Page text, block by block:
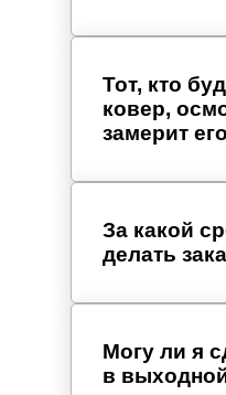
Тот, кто
ковер,
замерит
За какой
делать
Могу ли я
в